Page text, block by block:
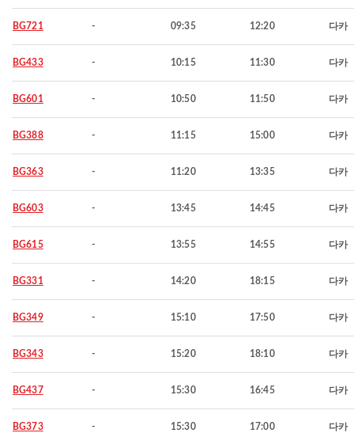
BG721 - 09:35 12:20 다카
BG433 - 10:15 11:30 다카
BG601 - 10:50 11:50 다카
BG388 - 11:15 15:00 다카
BG363 - 11:20 13:35 다카
BG603 - 13:45 14:45 다카
BG615 - 13:55 14:55 다카
BG331 - 14:20 18:15 다카
BG349 - 15:10 17:50 다카
BG343 - 15:20 18:10 다카
BG437 - 15:30 16:45 다카
BG373 - 15:30 17:00 다카